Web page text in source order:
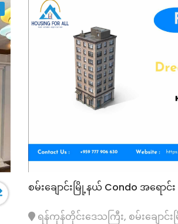
စမ်းချောင်းမြို့နယ် Condo အရောင်း
ရန်ကုန်တိုင်းဒေသကြီး, စမ်းချောင်